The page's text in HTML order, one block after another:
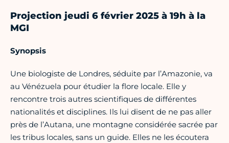
Projection jeudi 6 février 2025 à 19h à la
MGI
Synopsis
Une biologiste de Londres, séduite par l’Amazonie, va
au Vénézuela pour étudier la flore locale. Elle y
rencontre trois autres scientifiques de différentes
nationalités et disciplines. Ils lui disent de ne pas aller
près de l’Autana, une montagne considérée sacrée par
les tribus locales, sans un guide. Elles ne les écoutera